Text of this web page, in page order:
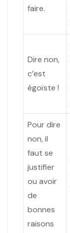
faire.
Dire non,
c’est
égoïste !
Pour dire
non, il
faut se
justifier
ou avoir
de
bonnes
raisons